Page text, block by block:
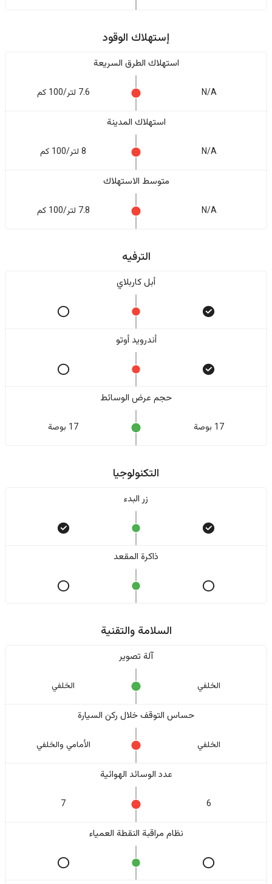
إستهلاك الوقود
استهلاك الطرق السريعة
N/A 7.6 لتر/100 كم
استهلاك المدينة
N/A 8 لتر/100 كم
متوسط الاستهلاك
N/A 7.8 لتر/100 كم
الترفيه
أبل كاربلاي
أندرويد أوتو
حجم عرض الوسائط
17 بوصة 17 بوصة
التكنولوجيا
زر البدء
ذاكرة المقعد
السلامة والتقنية
آلة تصوير
الخلفي الخلفي
حساس التوقف خلال ركن السيارة
الخلفي الأمامي والخلفي
عدد الوسائد الهوائية
6
7
نظام مراقبة النقطة العمياء